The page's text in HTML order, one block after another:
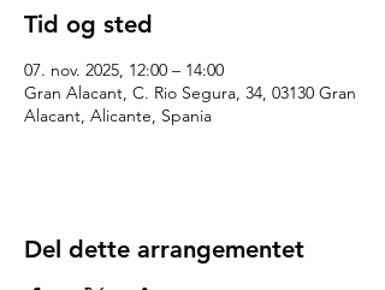
Tid og sted
07. nov. 2025, 12:00 – 14:00
Gran Alacant, C. Rio Segura, 34, 03130 Gran
Alacant, Alicante, Spania
Del dette arrangementet